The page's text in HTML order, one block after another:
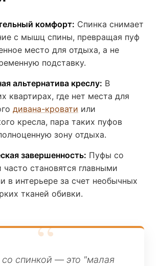
комфорт: Спинка снимает
с мышц спины, превращая пуф
место для отдыха, а не
подставку.
альтернатива креслу: В
квартирах, где нет места для
дивана-кровати или
кресла, пара таких пуфов
зону отдыха.
завершенность: Пуфы со
часто становятся главными
в интерьере за счет необычных
тканей обивки.
спинкой — это "малая